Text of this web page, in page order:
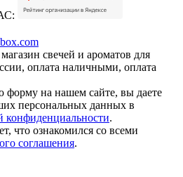
свечей и ароматов для
оплата наличными, оплата
форму на нашем сайте, вы даете
персональных данных в
конфиденциальности.
что ознакомился со всеми
соглашения.